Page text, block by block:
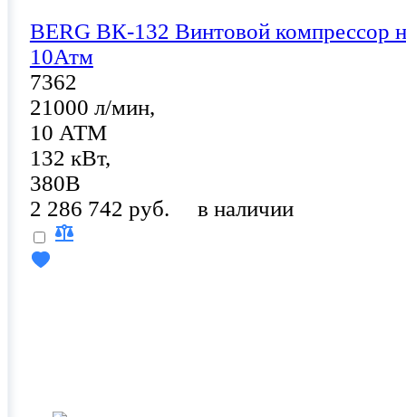
BERG ВК-132 Винтовой компрессор
10Атм
7362
21000 л/мин,
10 АТМ
132 кВт,
380В
2 286 742 руб.
в наличии